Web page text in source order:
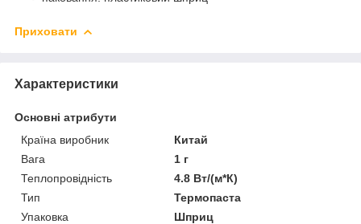
Приховати
Характеристики
Основні атрибути
Країна виробник
Китай
Вага
1 г
Теплопровідність
4.8 Вт/(м*К)
Тип
Термопаста
Упаковка
Шприц